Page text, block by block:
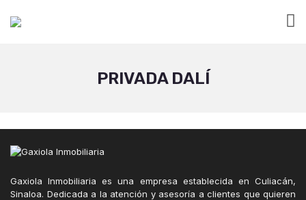
PRIVADA DALÍ
Gaxiola Inmobiliaria es una empresa establecida en Culiacán,
Sinaloa. Dedicada a la atención y asesoría a clientes que quieren